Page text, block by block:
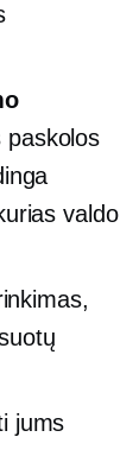
paskolos
valdo
jums